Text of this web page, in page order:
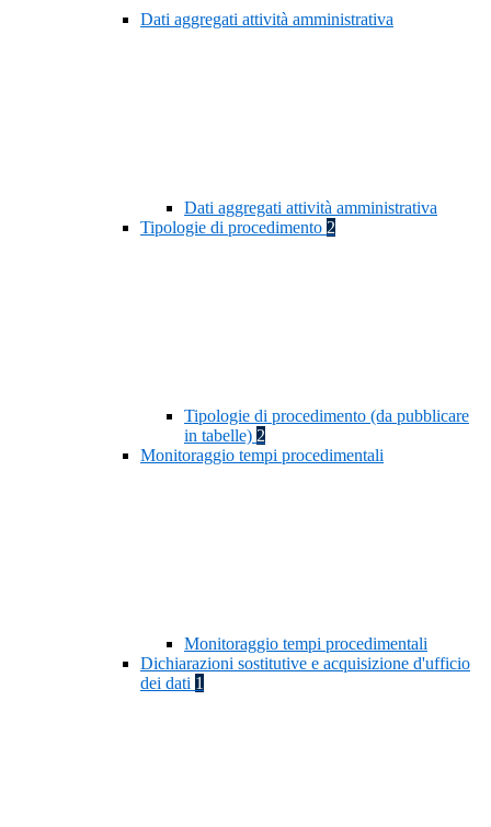
Dati aggregati attività amministrativa
Dati aggregati attività amministrativa
Tipologie di procedimento 2
Tipologie di procedimento (da pubblicare
in tabelle) 2
Monitoraggio tempi procedimentali
Monitoraggio tempi procedimentali
Dichiarazioni sostitutive e acquisizione d'ufficio
dei dati 1